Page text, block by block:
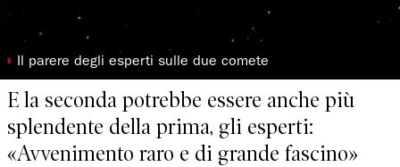
◗ Il parere degli esperti sulle due comete
E la seconda potrebbe essere anche più
splendente della prima, gli esperti:
«Avvenimento raro e di grande fascino»